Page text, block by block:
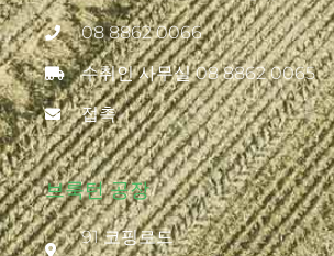
08 8862 0066
수취인 사무실 08 8862 0065
접촉
브룩턴 공장
91 코핑로드